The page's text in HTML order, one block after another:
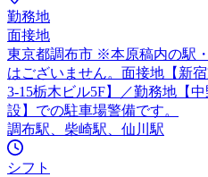
勤務地
面接地
東京都調布市 ※本原稿内の駅
はございません。面接地【新
3-15栃木ビル5F】／勤務地【
設】での駐車場警備です。
調布駅、柴崎駅、仙川駅
シフト